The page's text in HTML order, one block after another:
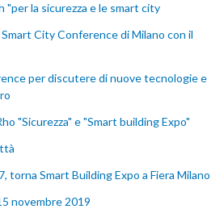
la sicurezza e le smart city
City Conference di Milano con il
per discutere di nuove tecnologie e
"Sicurezza" e "Smart building Expo"
torna Smart Building Expo a Fiera Milano
novembre 2019